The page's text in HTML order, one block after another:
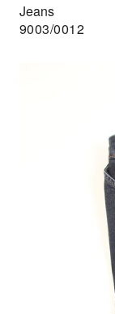
Jeans
9003/0012